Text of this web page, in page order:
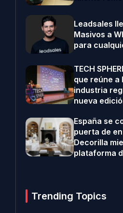
Leadsales
Masivos a
para
TECH
que reúne a
industria
nueva
España se
puerta de
Decorilla
plataforma
Trending Topics